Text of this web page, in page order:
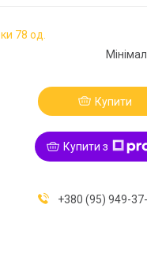
78 од.
Купити
Купити з
+380 (95) 949-